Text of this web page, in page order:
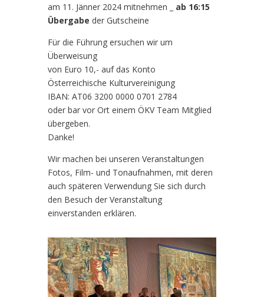
am 11. Jänner 2024 mitnehmen _ ab 16:15
Übergabe der Gutscheine
Für die Führung ersuchen wir um
Überweisung
von Euro 10,- auf das Konto
Österreichische Kulturvereinigung
IBAN: AT06 3200 0000 0701 2784
oder bar vor Ort einem ÖKV Team Mitglied
übergeben.
Danke!
Wir machen bei unseren Veranstaltungen
Fotos, Film- und Tonaufnahmen, mit deren
auch späteren Verwendung Sie sich durch
den Besuch der Veranstaltung
einverstanden erklären.